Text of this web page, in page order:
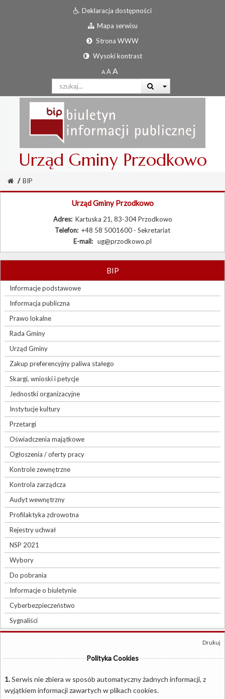
Deklaracja dostępności
Mapa serwisu
Strona WWW
Wysoki kontrast
Urząd Gminy Przodkowo
/ BIP
Urząd Gminy Przodkowo
Adres: Kartuska 21, 83-304 Przodkowo
Telefon: +48 58 5001600 - Sekretariat
E-mail: ug@przodkowo.pl
BIP
Informacje podstawowe
Informacja publiczna
Prawo lokalne
Rada Gminy
Urząd Gminy
Zakup preferencyjny paliwa stałego
Skargi, wnioski i petycje
Jednostki organizacyjne
Instytucje kultury
Przetargi
Oświadczenia majątkowe
Ogłoszenia / oferty pracy
Kontrole zewnętrzne
Kontrola zarządcza
Audyt wewnętrzny
Profilaktyka zdrowotna
Rejestry uchwał
NSP 2021
Wybory
Do pobrania
Informacje o biuletynie
Cyberbezpieczeństwo
Sygnaliści
Drukuj
Polityka Cookies
1.Serwis nie zbiera w sposób automatyczny żadnych informacji, z
wyjątkiem informacji zawartych w plikach cookies.